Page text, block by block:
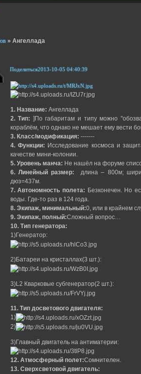
» Ангеллада
Поделиться2013-10-05 04:40:39
1. Название: Ангеллада
2. Тип: ]По габаритам и типу можно
кораблём, что однако не мешает ему вести
3. Класс/модификация: -------
4. Функции: Исследование космоса и
качестве мини-колонии.
5. Уровень манча: Не нашёл на форуме
6. Линейный размер: длина – 800м;
дюз=437м.
7. Автономность полета: Безконечен. Но
воды. Где-то раз в 124 года.
8. Экипаж, минимальный:0, или в крайнем
9. Экипаж, полный:Сложный вопрос…
10. Тип генератора:
1)Генератор:
2)Батареи на кристаллах(3 шт.):
3)L2 Кварковые субгенератор(2 шт.):
11. Тип досветового двигателя:
1)
2)
3)Главный двигатель на антиматерии:
12. Атмосферный полет:Сомнителен.
13. Сверхсветовой двигатель: